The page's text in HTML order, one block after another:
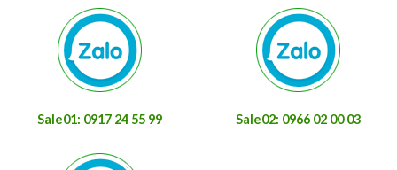
Sale01: 0917 24 55 99 Sale02: 0966 02 00 03